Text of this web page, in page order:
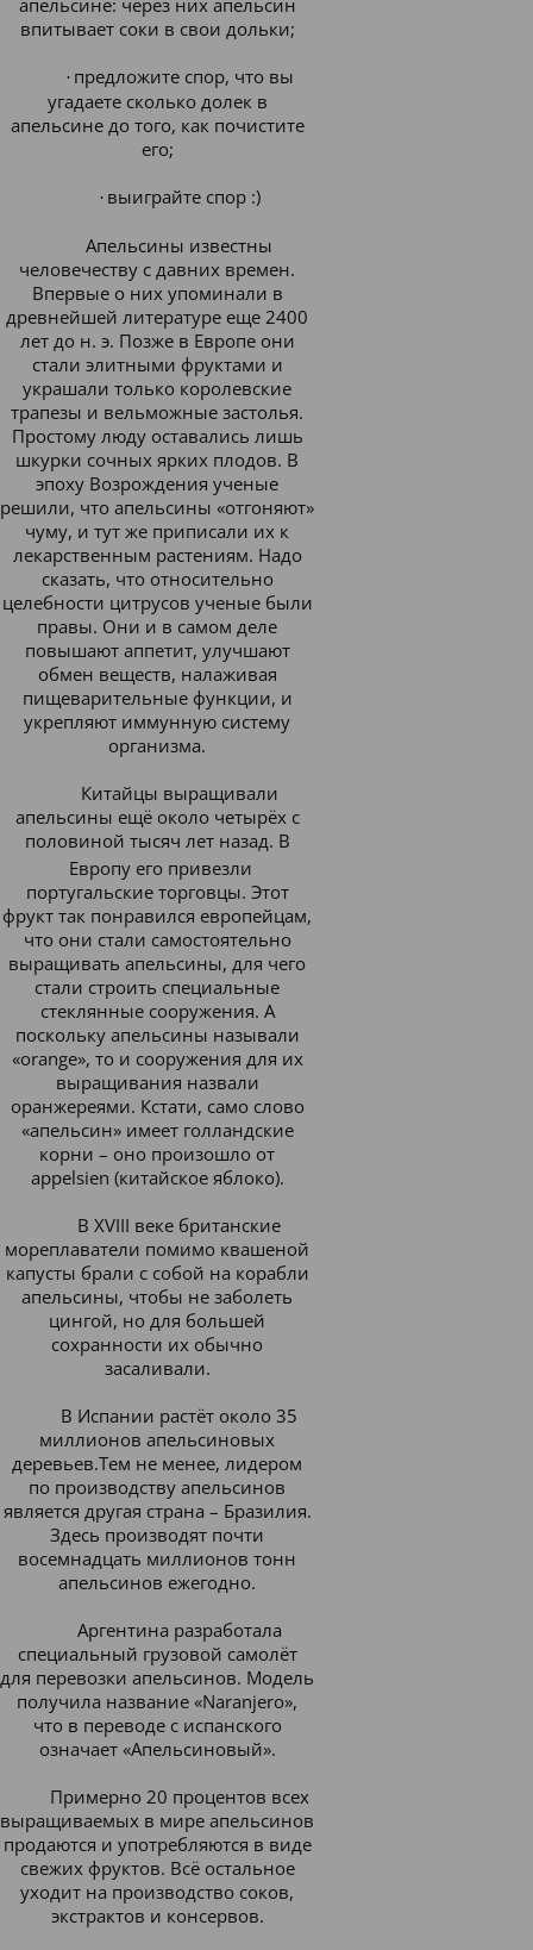
апельсине: через них апельсин
впитывает соки в свои дольки;
· предложите спор, что вы
угадаете сколько долек в
апельсине до того, как почистите
его;
· выиграйте спор :)
Апельсины известны
человечеству с давних времен.
Впервые о них упоминали в
древнейшей литературе еще 2400
лет до н. э. Позже в Европе они
стали элитными фруктами и
украшали только королевские
трапезы и вельможные застолья.
Простому люду оставались лишь
шкурки сочных ярких плодов. В
эпоху Возрождения ученые
решили, что апельсины «отгоняют»
чуму, и тут же приписали их к
лекарственным растениям. Надо
сказать, что относительно
целебности цитрусов ученые были
правы. Они и в самом деле
повышают аппетит, улучшают
обмен веществ, налаживая
пищеварительные функции, и
укрепляют иммунную систему
организма.
Китайцы выращивали
апельсины ещё около четырёх с
половиной тысяч лет назад. В
Европу его привезли
португальские торговцы. Этот
фрукт так понравился европейцам,
что они стали самостоятельно
выращивать апельсины, для чего
стали строить специальные
стеклянные сооружения. А
поскольку апельсины называли
«orange», то и сооружения для их
выращивания назвали
оранжереями. Кстати, само слово
«апельсин» имеет голландские
корни – оно произошло от
appelsien (китайское яблоко).
В XVIII веке британские
мореплаватели помимо квашеной
капусты брали с собой на корабли
апельсины, чтобы не заболеть
цингой, но для большей
сохранности их обычно
засаливали.
В Испании растёт около 35
миллионов апельсиновых
деревьев.Тем не менее, лидером
по производству апельсинов
является другая страна – Бразилия.
Здесь производят почти
восемнадцать миллионов тонн
апельсинов ежегодно.
Аргентина разработала
специальный грузовой самолёт
для перевозки апельсинов. Модель
получила название «Naranjero»,
что в переводе с испанского
означает «Апельсиновый».
Примерно 20 процентов всех
выращиваемых в мире апельсинов
продаются и употребляются в виде
свежих фруктов. Всё остальное
уходит на производство соков,
экстрактов и консервов.